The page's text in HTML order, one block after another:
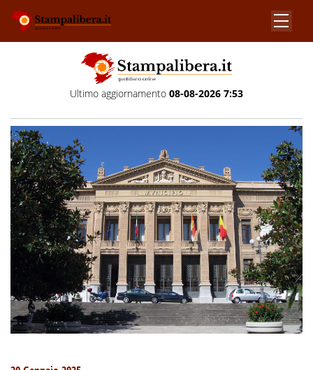
Ultimo aggiornamento 08-08-2026 7:53